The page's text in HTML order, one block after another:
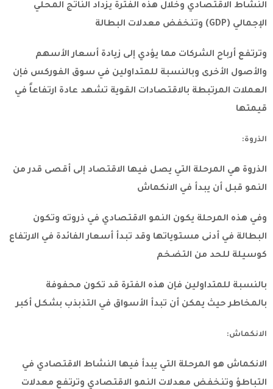
النشاط الاقتصادي وخلال هذه الفترة يزداد الناتج المحلي
الإجمالي (GDP) وتنخفض معدلات البطالة
وترتفع أرباح الشركات مما يؤدي إلى زيادة أسعار الأسهم
والأصول الأخرى وبالنسبة للمتداولين في سوق الفوركس فإن
العملات المرتبطة بالاقتصادات القوية تشهد عادة ارتفاعاً في
قيمتها
الذروة:
الذروة هي المرحلة التي يصل فيها الاقتصاد إلى أقصى قدر من
النمو قبل أن يبدأ في الانكماش
وفي هذه المرحلة يكون النمو الاقتصادي في ذروته وتكون
البطالة في أدنى مستوياتها وقد تبدأ أسعار الفائدة في الارتفاع
كوسيلة للحد من التضخم
بالنسبة للمتداولين فإن هذه الفترة قد تكون محفوفة
بالمخاطر حيث يمكن أن تبدأ الأسواق في التذبذب بشكل أكبر
الانكماش:
الانكماش هو المرحلة التي يبدأ فيها النشاط الاقتصادي في
التباطؤ وتنخفض معدلات النمو الاقتصادي وترتفع معدلات